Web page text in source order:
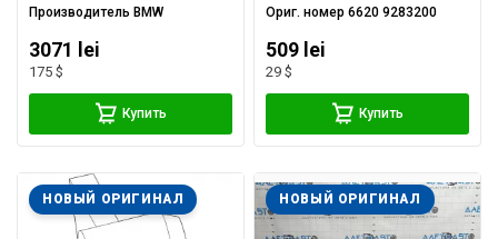
Производитель BMW
3071 lei
175 $
Купить
Ориг. номер6620 9283200
509 lei
29 $
Купить
НОВЫЙ ОРИГИНАЛ НОВЫЙ ОРИГИНАЛ